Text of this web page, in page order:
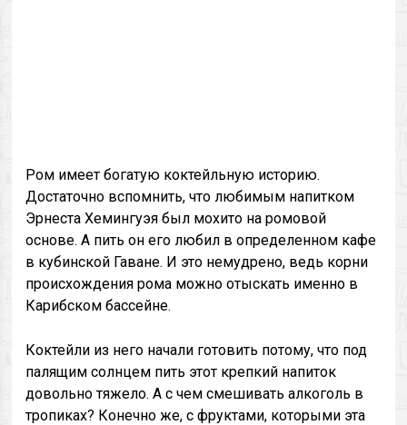
Ром имеет богатую коктейльную историю.
Достаточно вспомнить, что любимым напитком
Эрнеста Хемингуэя был мохито на ромовой
основе. А пить он его любил в определенном кафе
в кубинской Гаване. И это немудрено, ведь корни
происхождения рома можно отыскать именно в
Карибском бассейне.
Коктейли из него начали готовить потому, что под
палящим солнцем пить этот крепкий напиток
довольно тяжело. А с чем смешивать алкоголь в
тропиках? Конечно же, с фруктами, которыми эта